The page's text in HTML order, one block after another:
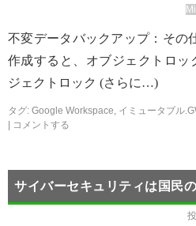
不変データバックアップ：その
作成すると、オブジェクトロッ
ジェクトロック (さらに…)
タグ: Google Workspace, イミュータブル
コメントする
サイバーセキュリティは国民